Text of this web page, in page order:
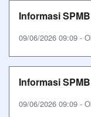
Informasi
09/06/2026 09:09 -
Informasi
09/06/2026 09:09 -